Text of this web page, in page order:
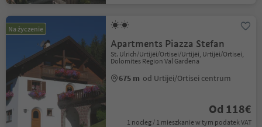
Na życzenie
Apartments Piazza Stefan
St. Ulrich/Urtijëi/Ortisei/Urtijëi, Urtijëi/Ortisei,
Dolomites Region Val Gardena
675 m od Urtijëi/Ortisei centrum
Od 118€
1 nocleg / 1 mieszkanie w tym podatek VAT